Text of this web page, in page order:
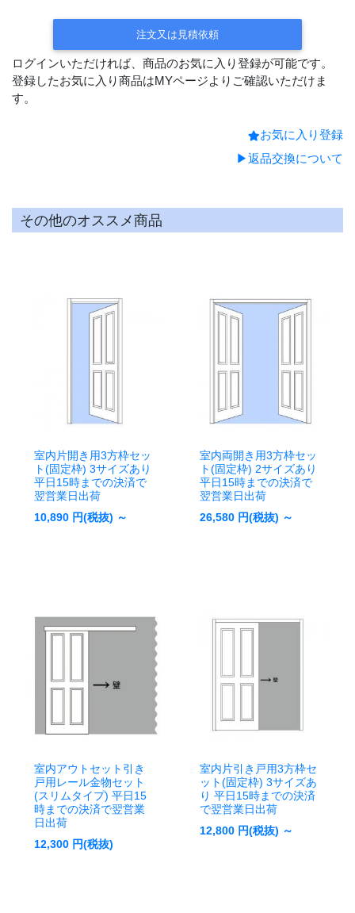
(3～4週間後の出荷)
注文又は見積依頼
ログインいただければ、商品のお気に入り登録が可能です。
登録したお気に入り商品はMYページよりご確認いただけま
す。
お気に入り登録
▶返品交換について
その他のオススメ商品
室内片開き用3方枠セッ
ト(固定枠) 3サイズあり
平日15時までの決済で
翌営業日出荷
10,890 円(税抜) ～
室内両開き用3方枠セッ
ト(固定枠) 2サイズあり
平日15時までの決済で
翌営業日出荷
26,580 円(税抜) ～
室内アウトセット引き
戸用レール金物セット
(スリムタイプ) 平日15
時までの決済で翌営業
日出荷
12,300 円(税抜)
室内片引き戸用3方枠セ
ット(固定枠) 3サイズあ
り 平日15時までの決済
で翌営業日出荷
12,800 円(税抜) ～